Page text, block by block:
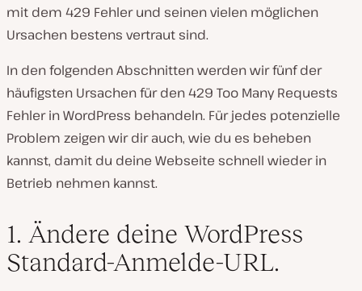
mit dem 429 Fehler und seinen vielen möglichen
Ursachen bestens vertraut sind.
In den folgenden Abschnitten werden wir fünf der
häufigsten Ursachen für den 429 Too Many Requests
Fehler in WordPress behandeln. Für jedes potenzielle
Problem zeigen wir dir auch, wie du es beheben
kannst, damit du deine Webseite schnell wieder in
Betrieb nehmen kannst.
1. Ändere deine WordPress
Standard-Anmelde-URL.